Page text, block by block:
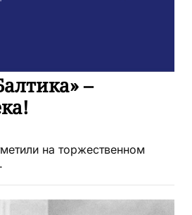
–
на торжественном